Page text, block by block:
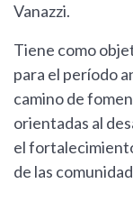
Vanazzi.
Tiene como
para el período
camino de
orientadas al
el
de las